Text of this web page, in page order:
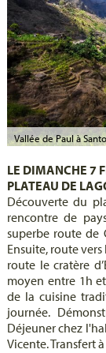
Vallée de Paul à
LE DIMANCHE 7
PLATEAU DE
Découverte du
rencontre de
superbe route de
Ensuite, route
route le cratère
moyen entre 1h
de la cuisine
journée.
Déjeuner chez
Vicente. Transfert